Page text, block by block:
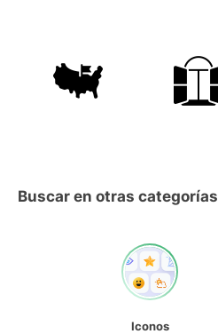
Buscar en otras categorías
Iconos